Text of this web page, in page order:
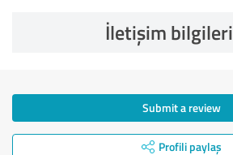
İletişim bilgileri
Submit a review
Profili paylaş